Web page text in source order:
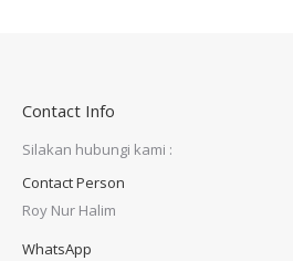
Contact Info
Silakan hubungi kami :
Contact Person
Roy Nur Halim
WhatsApp